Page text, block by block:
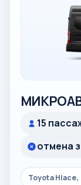
15
отмена
Toyota